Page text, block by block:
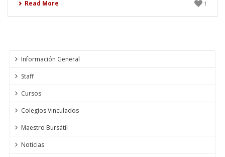
Read More 1
Información General
Staff
Cursos
Colegios Vinculados
Maestro Bursátil
Noticias